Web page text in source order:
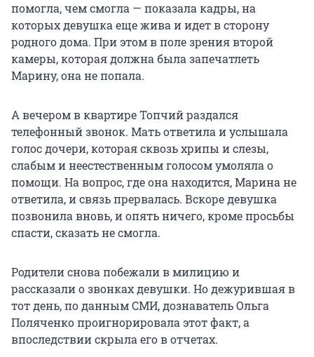
помогла, чем смогла — показала кадры, на
которых девушка еще жива и идет в сторону
родного дома. При этом в поле зрения второй
камеры, которая должна была запечатлеть
Марину, она не попала.
А вечером в квартире Топчий раздался
телефонный звонок. Мать ответила и услышала
голос дочери, которая сквозь хрипы и слезы,
слабым и неестественным голосом умоляла о
помощи. На вопрос, где она находится, Марина не
ответила, и связь прервалась. Вскоре девушка
позвонила вновь, и опять ничего, кроме просьбы
спасти, сказать не смогла.
Родители снова побежали в милицию и
рассказали о звонках девушки. Но дежурившая в
тот день, по данным СМИ, дознаватель Ольга
Поляченко проигнорировала этот факт, а
впоследствии скрыла его в отчетах.